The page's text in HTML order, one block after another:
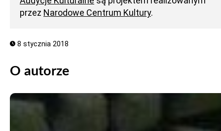
przez Narodowe Centrum Kultury.
8 stycznia 2018
O autorze